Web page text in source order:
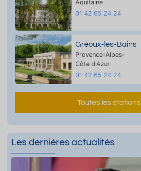
Aquitaine
01 42 65 24 24
Gréoux-les-Bains
Provence-Alpes-
Côte d'Azur
01 42 65 24 24
Toutes les stations
Les dernières actualités